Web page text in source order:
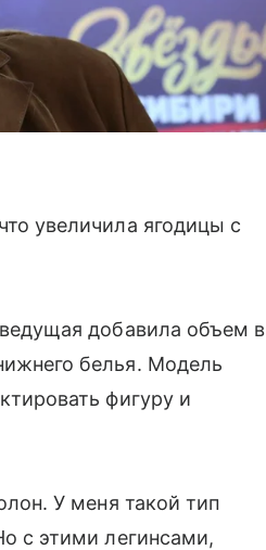
увеличила ягодицы с
добавила объем в
белья. Модель
фигуру и
У меня такой тип
с этими легинсами,